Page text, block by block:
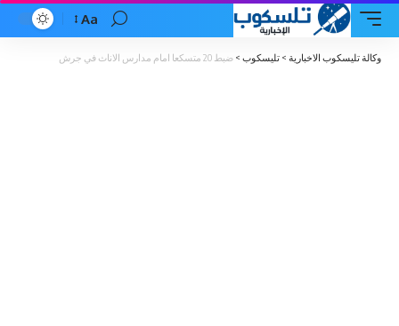
Font
Aa
وكالة تليسكوب الاخبارية > تليسكوب > ضبط 20 متسكعا امام مدارس الاناث في جرش